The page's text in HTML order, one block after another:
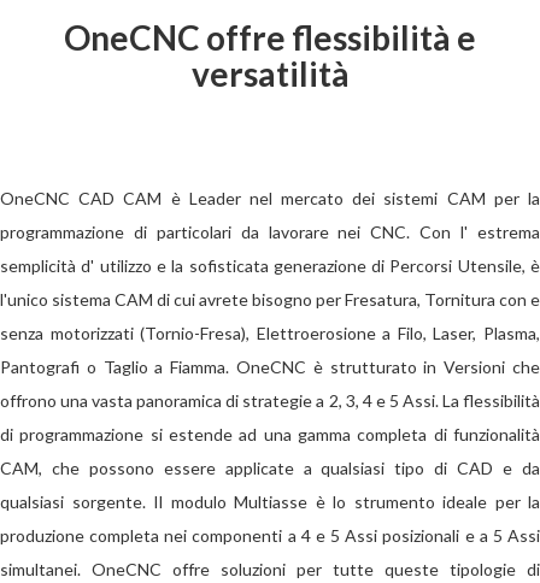
OneCNC offre flessibilità e
versatilità
OneCNCCAD CAM è Leader nel mercato dei sistemi CAM per la
programmazione di particolari da lavorare nei CNC. Con l' estrema
semplicità d' utilizzo e la sofisticata generazione di Percorsi Utensile, è
l'unico sistema CAM di cui avrete bisogno per Fresatura, Tornitura con e
senza motorizzati (Tornio-Fresa), Elettroerosione a Filo, Laser, Plasma,
Pantografi o Taglio a Fiamma. OneCNC è strutturato in Versioni che
offrono una vasta panoramica di strategie a 2, 3, 4 e 5 Assi. La flessibilità
di programmazione si estende ad una gamma completa di funzionalità
CAM, che possono essere applicate a qualsiasi tipo di CAD e da
qualsiasi sorgente. Il modulo Multiasse è lo strumento ideale per la
produzione completa nei componenti a 4 e 5 Assi posizionali e a 5 Assi
simultanei. OneCNC offre soluzioni per tutte queste tipologie di